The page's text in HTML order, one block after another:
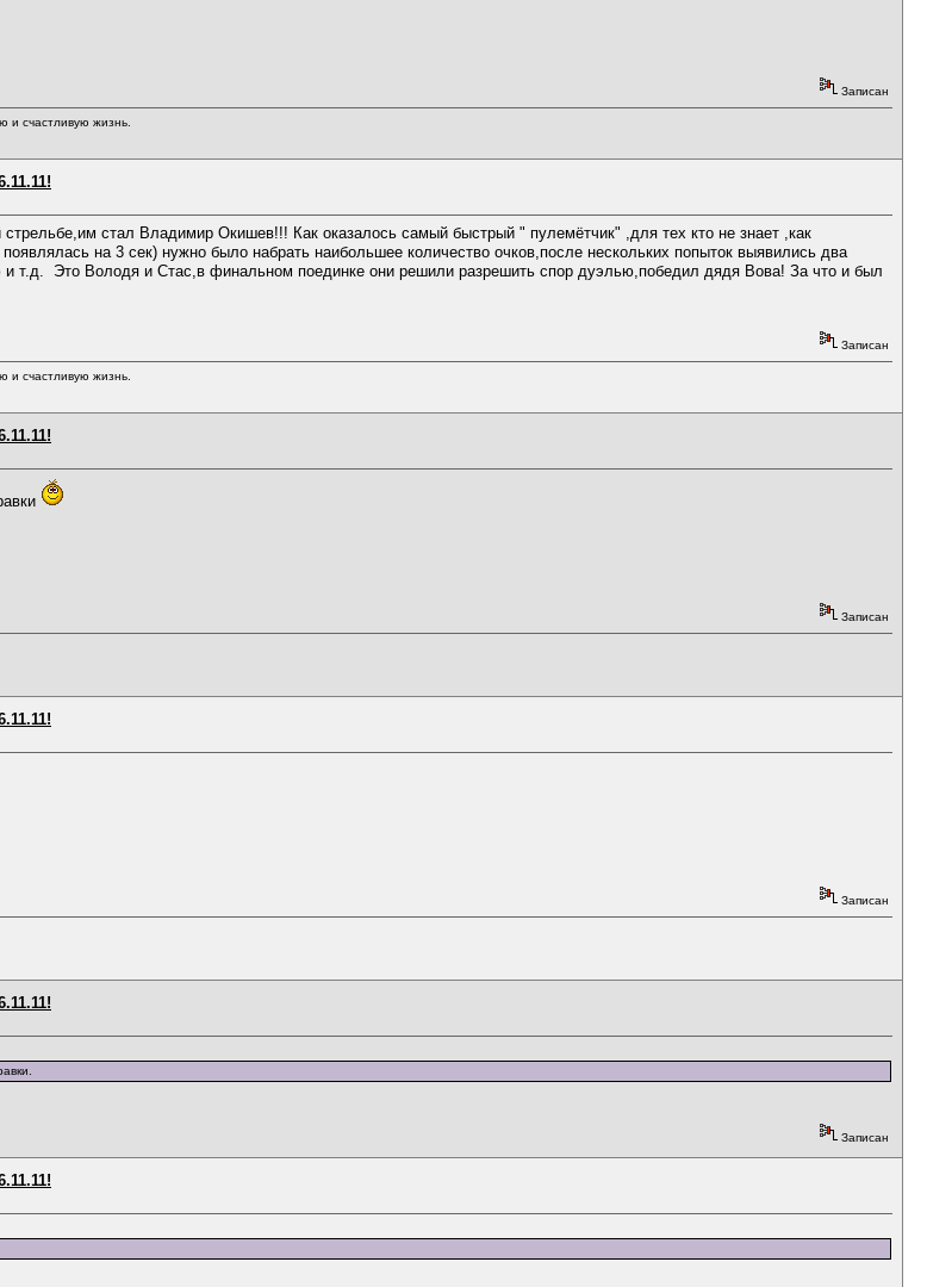
Записан
и счастливую жизнь.
стал Владимир Окишев!!! Как оказалось самый быстрый " пулемётчик" ,для тех кто не знает ,как
на 3 сек) нужно было набрать наибольшее количество очков,после нескольких попыток выявились два
т.д. Это Володя и Стас,в финальном поединке они решили разрешить спор дуэлью,победил дядя Вова! За что и был
Записан
и счастливую жизнь.
Записан
Записан
Записан